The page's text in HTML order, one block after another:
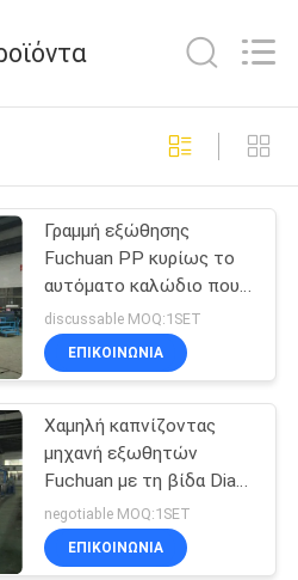
118
που
μηχανή
47
Γραμμή εξώθησης
Fuchuan PP κυρίως το
αυτόματο καλώδιο που
μονώνεται για και που
τυλίγει
discussable MOQ:1SET
ΕΠΙΚΟΙΝΩΝΊΑ
Χαμηλή καπνίζοντας
μηχανή εξωθητών
Fuchuan με τη βίδα Dia
70mm για το καλώδιο
Dia 1.512mm
negotiable MOQ:1SET
ΕΠΙΚΟΙΝΩΝΊΑ